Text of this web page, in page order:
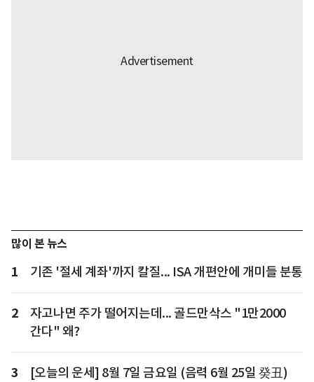
많이 본 뉴스
1 기존 '절세 계좌'까지 칼질... ISA 개편안에 개미들 분통
2
자고나면 주가 떨어지는데... 골드만삭스 "1만2000
간다" 왜?
3 [오늘의 운세] 8월 7일 금요일 (음력 6월 25일 癸丑)